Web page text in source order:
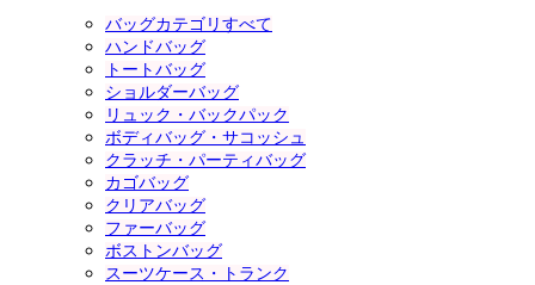
バッグカテゴリすべて
ハンドバッグ
トートバッグ
ショルダーバッグ
リュック・バックパック
ボディバッグ・サコッシュ
クラッチ・パーティバッグ
カゴバッグ
クリアバッグ
ファーバッグ
ボストンバッグ
スーツケース・トランク